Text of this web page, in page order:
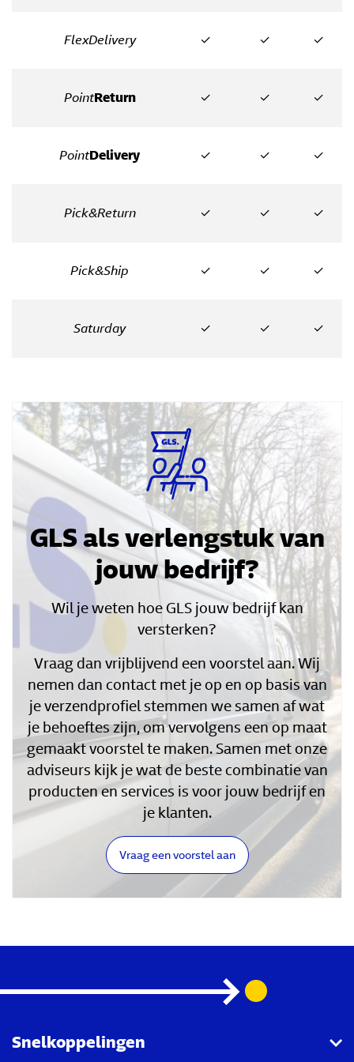
FlexDelivery ✓ ✓ ✓
PointReturn ✓ ✓ ✓
PointDelivery ✓ ✓ ✓
Pick&Return ✓ ✓ ✓
Pick&Ship ✓ ✓ ✓
Saturday ✓ ✓ ✓
GLS als verlengstuk van
jouw bedrijf?
Wil je weten hoe GLS jouw bedrijf kan
versterken?
Vraag dan vrijblijvend een voorstel aan. Wij
nemen dan contact met je op en op basis van
je verzendprofiel stemmen we samen af wat
je behoeftes zijn, om vervolgens een op maat
gemaakt voorstel te maken. Samen met onze
adviseurs kijk je wat de beste combinatie van
producten en services is voor jouw bedrijf en
je klanten.
Vraag een voorstel aan
Snelkoppelingen